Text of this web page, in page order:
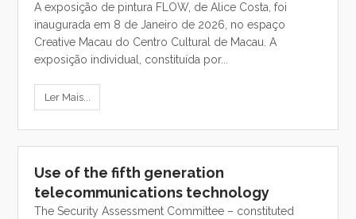
A exposição de pintura FLOW, de Alice Costa, foi
inaugurada em 8 de Janeiro de 2026, no espaço
Creative Macau do Centro Cultural de Macau. A
exposição individual, constituída por...
Ler Mais...
Use of the fifth generation
telecommunications technology
The Security Assessment Committee – constituted